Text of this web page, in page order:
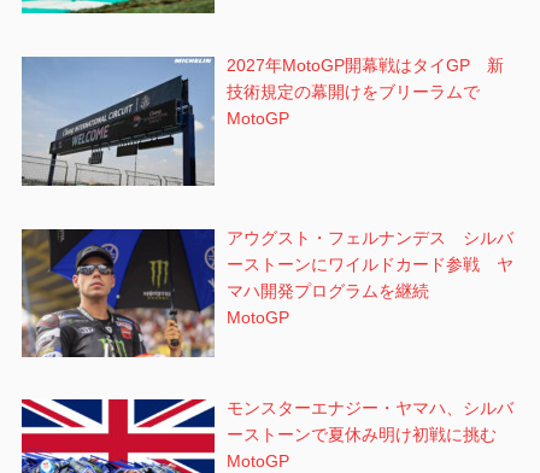
2027年MotoGP開幕戦はタイGP 新
技術規定の幕開けをブリーラムで
MotoGP
アウグスト・フェルナンデス シルバ
ーストーンにワイルドカード参戦 ヤ
マハ開発プログラムを継続
MotoGP
モンスターエナジー・ヤマハ、シルバ
ーストーンで夏休み明け初戦に挑む
MotoGP